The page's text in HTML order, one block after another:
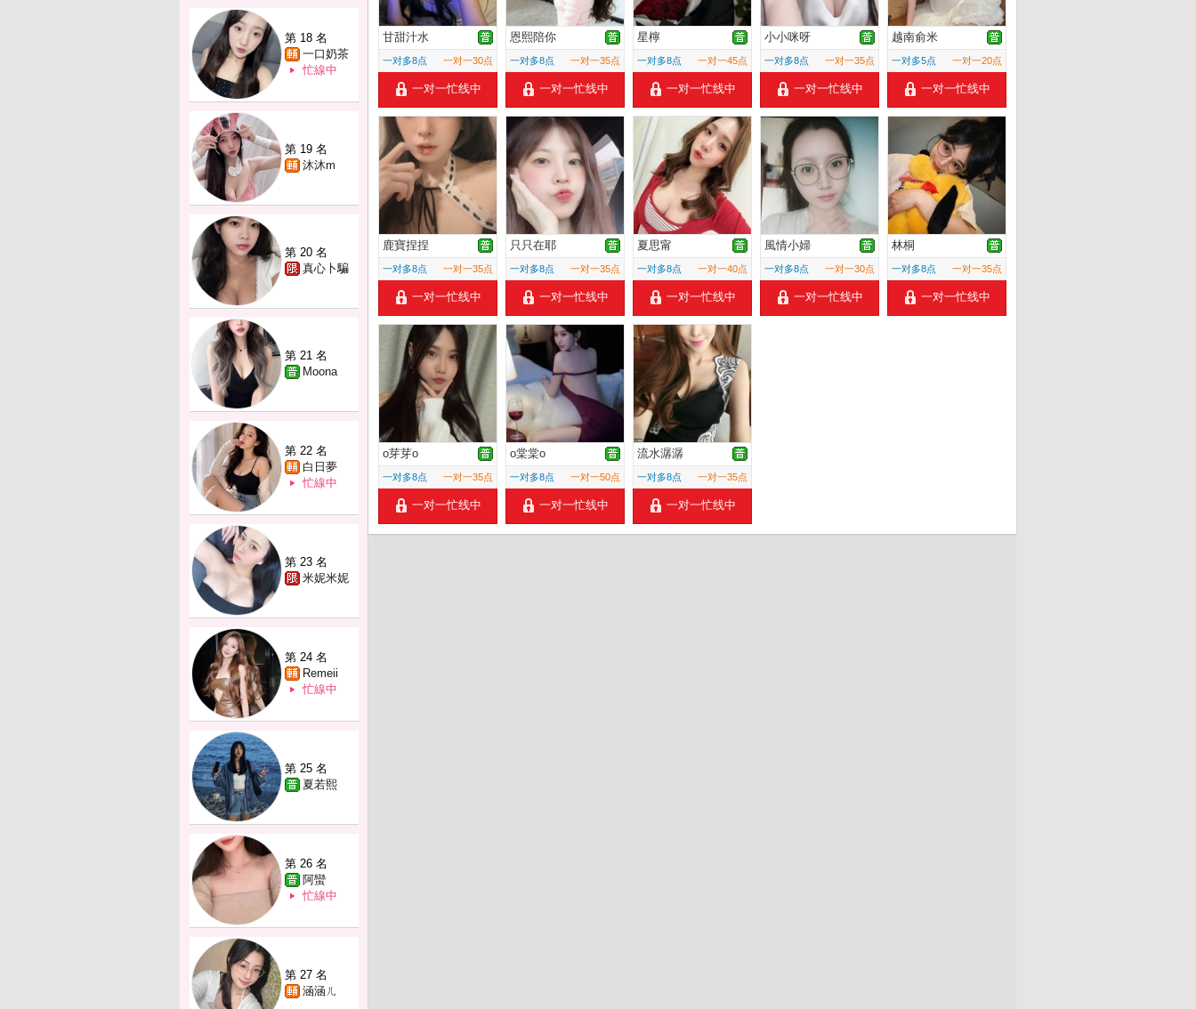
第 18 名
一口奶茶
忙線中
第 19 名
沐沐m
第 20 名
真心卜騙
第 21 名
Moona
第 22 名
白日夢
忙線中
第 23 名
米妮米妮
第 24 名
Remeii
忙線中
第 25 名
夏若熙
第 26 名
阿蠻
忙線中
第 27 名
涵涵ㄦ
甘甜汁水
一对多8点 一对一30点
一对一忙线中
恩熙陪你
一对多8点 一对一35点
一对一忙线中
星檸
一对多8点 一对一45点
一对一忙线中
小小咪呀
一对多8点 一对一35点
一对一忙线中
越南俞米
一对多5点 一对一20点
一对一忙线中
鹿寶捏捏
一对多8点 一对一35点
一对一忙线中
只只在耶
一对多8点 一对一35点
一对一忙线中
夏思甯
一对多8点 一对一40点
一对一忙线中
風情小婦
一对多8点 一对一30点
一对一忙线中
林桐
一对多8点 一对一35点
一对一忙线中
o芽芽o
一对多8点 一对一35点
一对一忙线中
o棠棠o
一对多8点 一对一50点
一对一忙线中
流水潺潺
一对多8点 一对一35点
一对一忙线中